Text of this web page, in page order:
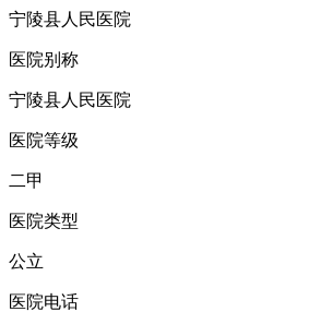
宁陵县人民医院
医院别称
宁陵县人民医院
医院等级
二甲
医院类型
公立
医院电话